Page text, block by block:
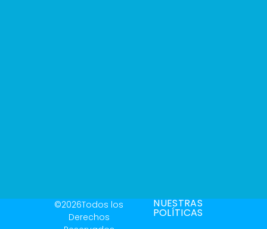
©2026Todos los
Derechos
NUESTRAS
POLÍTICAS